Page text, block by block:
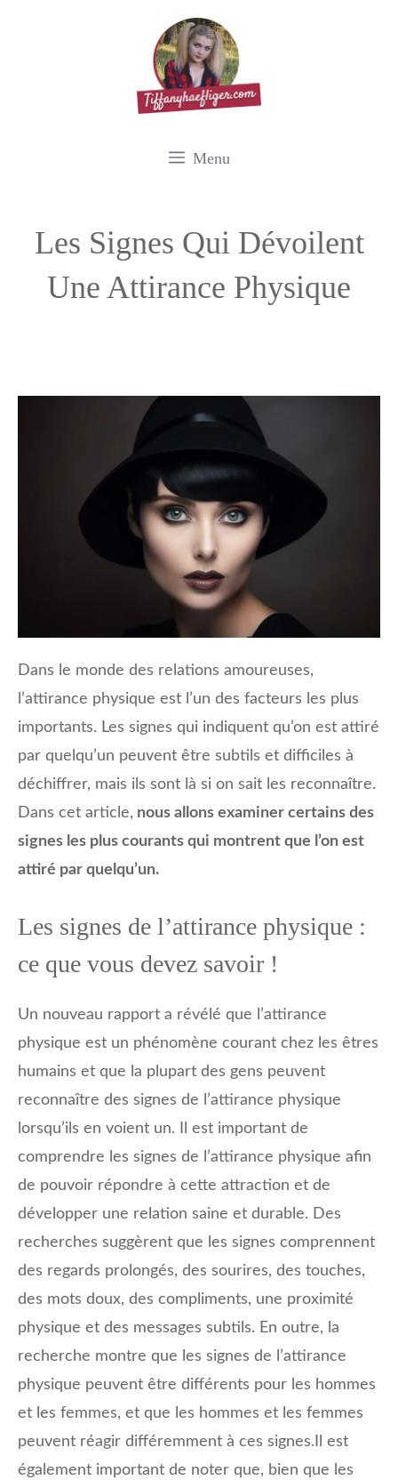
Menu
Les Signes Qui Dévoilent
Une Attirance Physique
Dans le monde des relations amoureuses,
l’attirance physique est l’un des facteurs les plus
importants. Les signes qui indiquent qu’on est attiré
par quelqu’un peuvent être subtils et difficiles à
déchiffrer, mais ils sont là si on sait les reconnaître.
Dans cet article, nous allons examiner certains des
signes les plus courants qui montrent que l’on est
attiré par quelqu’un.
Les signes de l’attirance physique :
ce que vous devez savoir !
Un nouveau rapport a révélé que l’attirance
physique est un phénomène courant chez les êtres
humains et que la plupart des gens peuvent
reconnaître des signes de l’attirance physique
lorsqu’ils en voient un. Il est important de
comprendre les signes de l’attirance physique afin
de pouvoir répondre à cette attraction et de
développer une relation saine et durable. Des
recherches suggèrent que les signes comprennent
des regards prolongés, des sourires, des touches,
des mots doux, des compliments, une proximité
physique et des messages subtils. En outre, la
recherche montre que les signes de l’attirance
physique peuvent être différents pour les hommes
et les femmes, et que les hommes et les femmes
peuvent réagir différemment à ces signes.Il est
également important de noter que, bien que les